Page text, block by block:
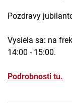
Pozdravy
Vysiela sa: na
14:00 - 15:00.
Podrobnosti tu.